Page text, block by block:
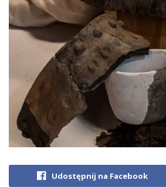
Udostępnij na Facebook